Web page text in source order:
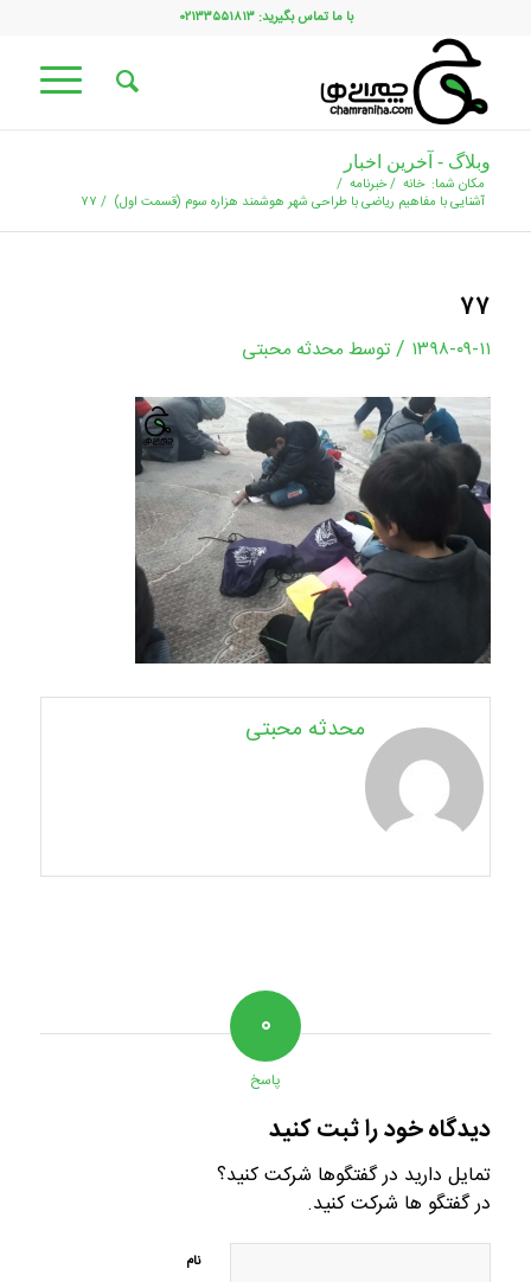
با ما تماس بگیرید: ۰۲۱۳۳۵۵۱۸۱۳
وبلاگ - آخرین اخبار
مکان شما: خانه /خبرنامه /
آشنایی با مفاهیم ریاضی با طراحی شهر هوشمند هزاره سوم (قسمت اول) / ۷۷
۷۷
۱۳۹۸-۰۹-۱۱ / توسط محدثه محبتی
محدثه محبتی
۰
پاسخ
دیدگاه خود را ثبت کنید
تمایل دارید در گفتگوها شرکت کنید؟
در گفتگو ها شرکت کنید.
نام